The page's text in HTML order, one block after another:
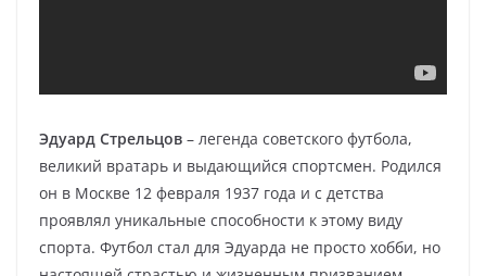
Эдуард Стрельцов – легенда советского футбола,
великий вратарь и выдающийся спортсмен. Родился
он в Москве 12 февраля 1937 года и с детства
проявлял уникальные способности к этому виду
спорта. Футбол стал для Эдуарда не просто хобби, но